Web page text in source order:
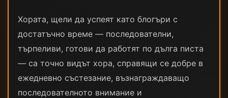
Хората, щели да успеят като блогъри с
достатъчно време — последователни,
търпеливи, готови да работят по дълга писта
— са точно видът хора, справящи се добре в
ежедневно състезание, възнаграждаващо
последователното внимание и